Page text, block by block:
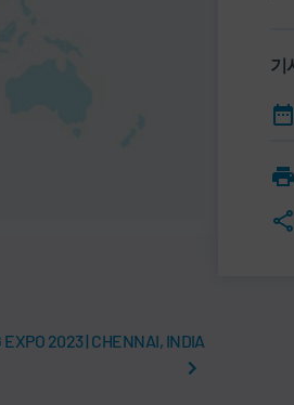
기
EXPO 2023 | CHENNAI, INDIA